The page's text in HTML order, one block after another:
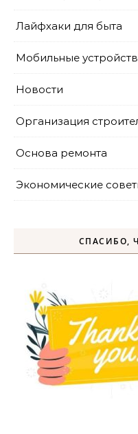
Лайфхаки для быта
Мобильные
Новости
Организация
Основа ремонта
Экономические
СПАСИБО,